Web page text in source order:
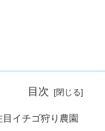
目次
目イチゴ狩り農園